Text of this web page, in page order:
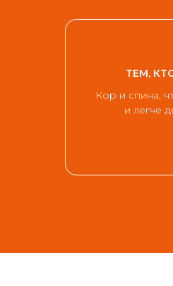
ТЕМ,
Кор и спина,
и легче